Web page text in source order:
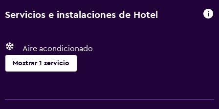
Servicios e instalaciones de Hotel
Aire acondicionado
Mostrar 1 servicio
Aire acondicionado